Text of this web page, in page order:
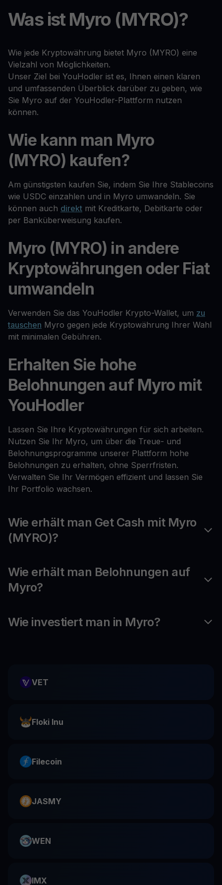
Was ist Myro (MYRO)?
Wie jede Kryptowährung bietet Myro (MYRO) eine
Vielzahl von Möglichkeiten.
Unser Ziel bei YouHodler ist es, Ihnen einen klaren
und umfassenden Überblick darüber zu geben, wie
Sie Myro auf der YouHodler-Plattform nutzen
können.
Wie kann man Myro
(MYRO) kaufen?
Am günstigsten kaufen Sie, indem Sie Ihre Stablecoins
wie USDC einzahlen und in Myro umwandeln. Sie
können auch direkt mit Kreditkarte, Debitkarte oder
per Banküberweisung kaufen.
Myro (MYRO) in andere
Kryptowährungen oder Fiat
umwandeln
Verwenden Sie das YouHodler Krypto-Wallet, um zu
tauschen Myro gegen jede Kryptowährung Ihrer Wahl
mit minimalen Gebühren.
Erhalten Sie hohe
Belohnungen auf Myro mit
YouHodler
Lassen Sie Ihre Kryptowährungen für sich arbeiten.
Nutzen Sie Ihr Myro, um über die Treue- und
Belohnungsprogramme unserer Plattform hohe
Belohnungen zu erhalten, ohne Sperrfristen.
Verwalten Sie Ihr Vermögen effizient und lassen Sie
Ihr Portfolio wachsen.
Wie erhält man Get Cash mit Myro
(MYRO)?
Wie erhält man Belohnungen auf
Myro?
Wie investiert man in Myro?
VET
Floki Inu
Filecoin
JASMY
WEN
IMX